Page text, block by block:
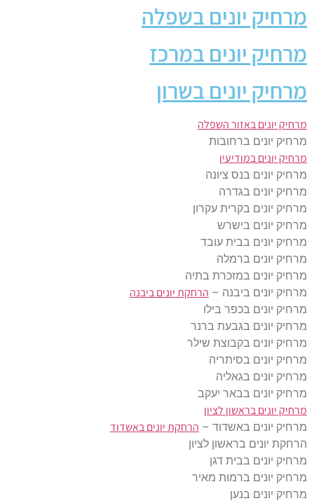
מרחיק יונים בשפלה
מרחיק יונים במרכז
מרחיק יונים בשרון
מרחיק יונים באזור השפלה
מרחיק יונים ברחובות
מרחיק יונים במודיעין
מרחיק יונים בנס ציונה
מרחיק יונים בגדרה
מרחיק יונים בקרית עקרון
מרחיק יונים בישרש
מרחיק יונים בבית עובד
מרחיק יונים ברמלה
מרחיק יונים במזכרת בתיה
מרחיק יונים ביבנה – הרחקת יונים ביבנה
מרחיק יונים בכפר בילו
מרחיק יונים בגבעת ברנר
מרחיק יונים בקבוצת שילר
מרחיק יונים בסיתריה
מרחיק יונים בגאליה
מרחיק יונים בבאר יעקב
מרחיק יונים בראשון לציון
מרחיק יונים באשדוד – הרחקת יונים באשדוד
הרחקת יונים בראשון לציון
מרחיק יונים בבית דגן
מרחיק יונים ברמות מאיר
מרחיק יונים בנען